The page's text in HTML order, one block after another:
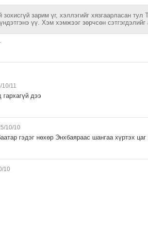
зарим үг, хэллэгийг хязгаарласан тул
үү. Хэм хэмжээг зөрчсөн сэтгэгдэлийг
11
дээ
10/10
гэдэг нөхөр Энхбаяраас шангаа хүртэх цаг
10